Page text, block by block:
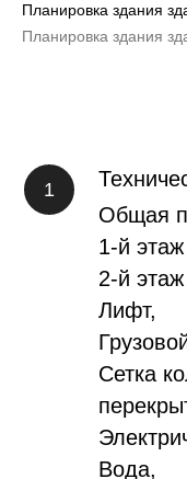
Планировка здания
Планировка здания
Общая
1-й
2-й
Лифт,
Сетка
Вода,